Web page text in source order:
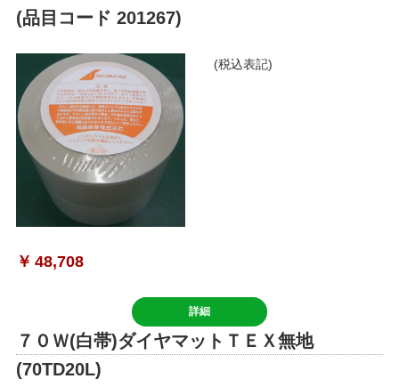
(品目コード 201267)
(税込表記)
￥ 48,708
詳細
７０Ｗ(白帯)ダイヤマットＴＥＸ無地
(70TD20L)